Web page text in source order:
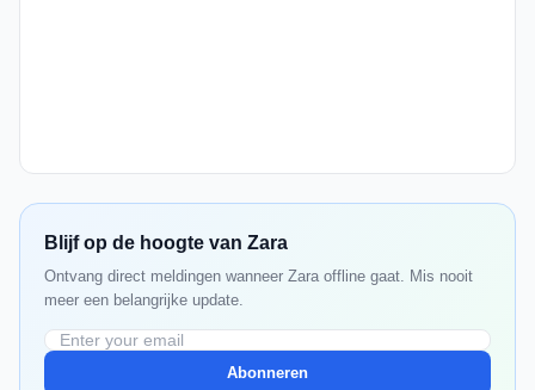
Blijf op de hoogte van Zara
Ontvang direct meldingen wanneer Zara offline gaat. Mis nooit
meer een belangrijke update.
Abonneren